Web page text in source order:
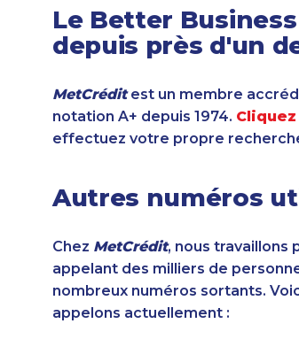
Le Better
depuis près d'un
MetCréditest un membre
notation A+ depuis 1974.
effectuez votre propre
Autres numéros
Chez MetCrédit, nous travaillons
appelant des milliers de
nombreux numéros sortants.
appelons actuellement :